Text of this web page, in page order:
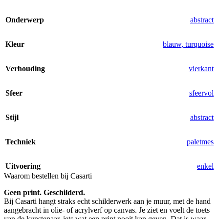
Onderwerp abstract
Kleur blauw, turquoise
Verhouding vierkant
Sfeer sfeervol
Stijl abstract
Techniek paletmes
Uitvoering
enkel
Waarom bestellen bij Casarti
Geen print. Geschilderd.
Bij Casarti hangt straks echt schilderwerk aan je muur, met de hand
aangebracht in olie- of acrylverf op canvas. Je ziet en voelt de toets